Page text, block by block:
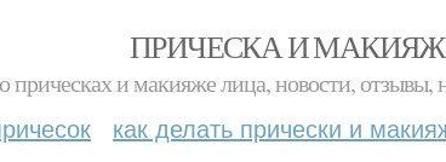
ПРИЧЕСКА И МАКИЯЖ
прическах и макияже лица, новости, отзывы,
как делать прически и